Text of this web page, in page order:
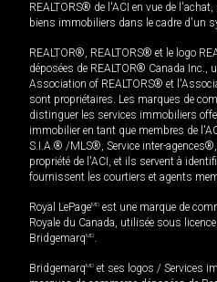
REALTORS® de l'ACI en vue de
biens immobiliers dans le cadre d'un
REALTOR®, REALTORS® et le logo
déposées de REALTOR® Canada Inc.,
Association of REALTORS® et
sont propriétaires. Les marques de
distinguer les services immobiliers
immobilier en tant que membres de
S.I.A.® /MLS®, Service inter-
propriété de l'ACI, et ils servent à
fournissent les courtiers et agents
Royal LePageMD est une marque de
Royale du Canada, utilisée sous
BridgemarqMD.
BridgemarqMD et ses logos / Services